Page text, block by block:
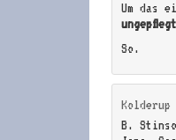
Um das
So.
Kolderup
B.